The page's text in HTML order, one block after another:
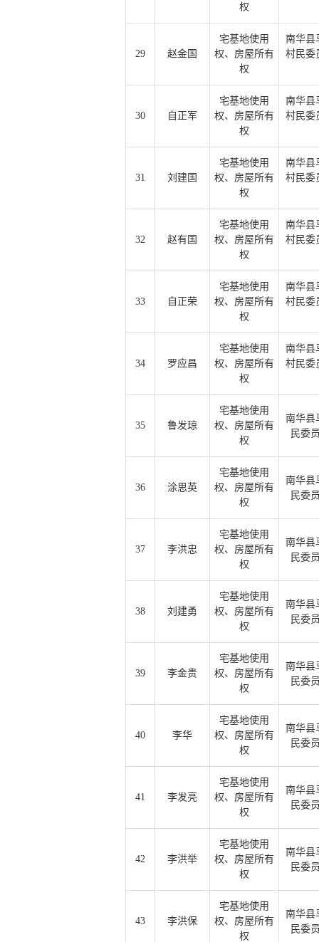
权
29 赵金国
宅基地使用
权、房屋所有
权
南华县
村民委
30 自正军
宅基地使用
权、房屋所有
权
南华县
村民委
31 刘建国
宅基地使用
权、房屋所有
权
南华县
村民委
32 赵有国
宅基地使用
权、房屋所有
权
南华县
村民委
33 自正荣
宅基地使用
权、房屋所有
权
南华县
村民委
34 罗应昌
宅基地使用
权、房屋所有
权
南华县
村民委
35 鲁发琼
宅基地使用
权、房屋所有
权
南华县
民委
36 涂思英
宅基地使用
权、房屋所有
权
南华县
民委
37 李洪忠
宅基地使用
权、房屋所有
权
南华县
民委
38 刘建勇
宅基地使用
权、房屋所有
权
南华县
民委
39 李金贵
宅基地使用
权、房屋所有
权
南华县
民委
40 李华
宅基地使用
权、房屋所有
权
南华县
民委
41 李发亮
宅基地使用
权、房屋所有
权
南华县
民委
42 李洪举
宅基地使用
权、房屋所有
权
南华县
民委
43 李洪保
宅基地使用
权、房屋所有
权
南华县
民委